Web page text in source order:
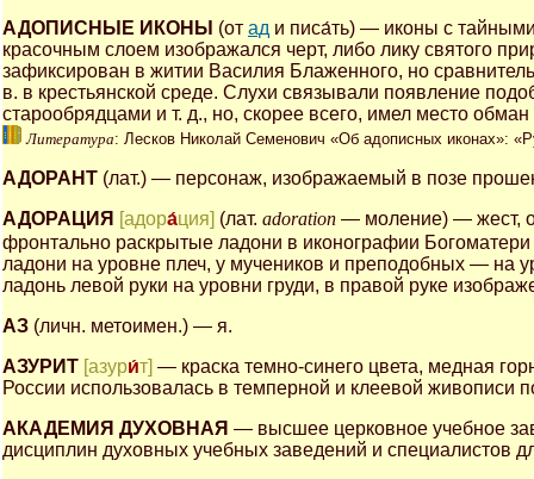
АДОПИСНЫЕ ИКОНЫ (от ад и писа́ть) — иконы с
красочным слоем изображался черт, либо лику святого
зафиксирован в житии Василия Блаженного, но
в. в крестьянской среде. Слухи связывали появление
старообрядцами и т. д., но, скорее всего, имел место
Литература: Лесков Николай Семенович «Об адописных иконах»:
АДОРАНТ (лат.) — персонаж, изображаемый в позе
АДОРАЦИЯ [адора́ция] (лат. adoration — моление) — жест,
фронтально раскрытые ладони в иконографии Богоматери
ладони на уровне плеч, у мучеников и преподобных — на
ладонь левой руки на уровни груди, в правой руке
АЗ (личн. метоимен.) — я.
АЗУРИТ [азури́т] — краска темно-синего цвета, медная
России использовалась в темперной и клеевой
АКАДЕМИЯ ДУХОВНАЯ — высшее церковное учебное
дисциплин духовных учебных заведений и специалистов